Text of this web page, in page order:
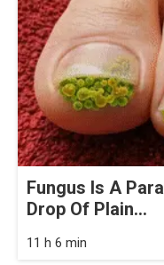
Fungus Is A
Drop Of Plain...
11 h 6 min